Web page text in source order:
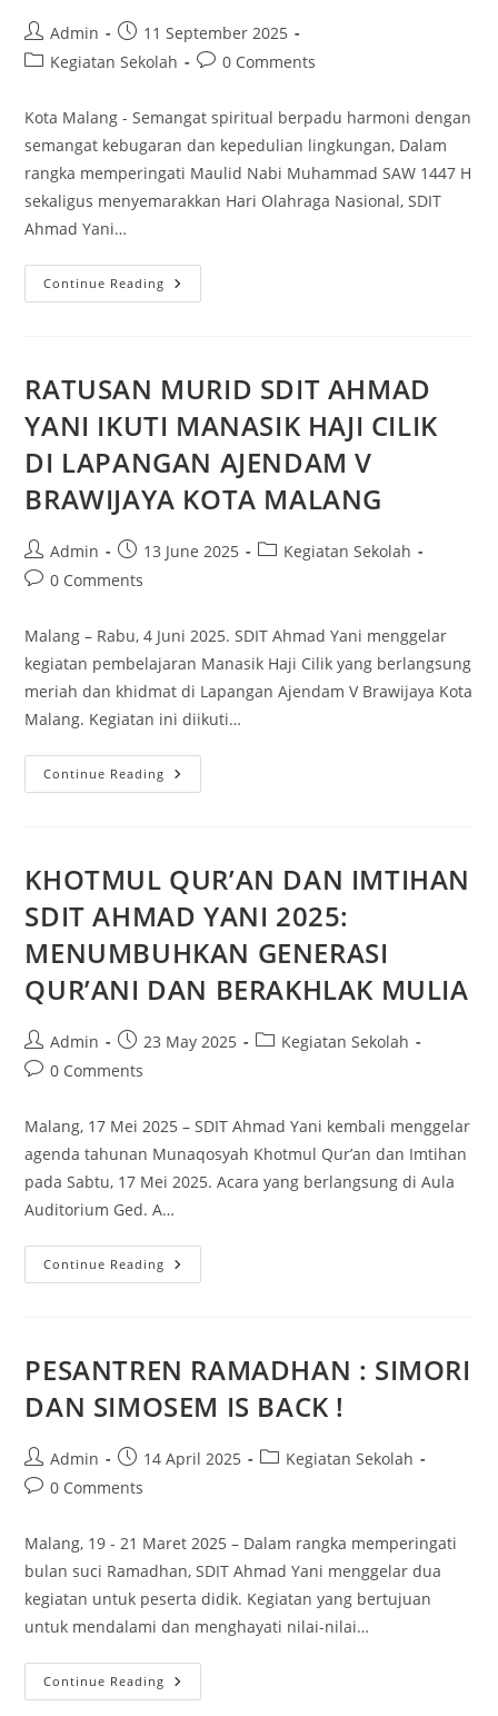
Admin
11 September 2025
Kegiatan Sekolah
0 Comments
Kota Malang - Semangat spiritual berpadu harmoni dengan
semangat kebugaran dan kepedulian lingkungan, Dalam
rangka memperingati Maulid Nabi Muhammad SAW 1447 H
sekaligus menyemarakkan Hari Olahraga Nasional, SDIT
Ahmad Yani…
Continue Reading
RATUSAN MURID SDIT AHMAD
YANI IKUTI MANASIK HAJI CILIK
DI LAPANGAN AJENDAM V
BRAWIJAYA KOTA MALANG
Admin 13 June 2025
Kegiatan Sekolah
0 Comments
Malang – Rabu, 4 Juni 2025. SDIT Ahmad Yani menggelar
kegiatan pembelajaran Manasik Haji Cilik yang berlangsung
meriah dan khidmat di Lapangan Ajendam V Brawijaya Kota
Malang. Kegiatan ini diikuti…
Continue Reading
KHOTMUL QUR’AN DAN IMTIHAN
SDIT AHMAD YANI 2025:
MENUMBUHKAN GENERASI
QUR’ANI DAN BERAKHLAK MULIA
Admin 23 May 2025
Kegiatan Sekolah
0 Comments
Malang, 17 Mei 2025 – SDIT Ahmad Yani kembali menggelar
agenda tahunan Munaqosyah Khotmul Qur’an dan Imtihan
pada Sabtu, 17 Mei 2025. Acara yang berlangsung di Aula
Auditorium Ged. A…
Continue Reading
PESANTREN RAMADHAN : SIMORI
DAN SIMOSEM IS BACK !
Admin 14 April 2025
Kegiatan Sekolah
0 Comments
Malang, 19 - 21 Maret 2025 – Dalam rangka memperingati
bulan suci Ramadhan, SDIT Ahmad Yani menggelar dua
kegiatan untuk peserta didik. Kegiatan yang bertujuan
untuk mendalami dan menghayati nilai-nilai…
Continue Reading